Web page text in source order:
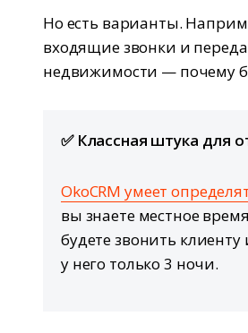
Но есть варианты.
входящие звонки и
недвижимости — почему
✅ Классная штука для
OkoCRM умеет
вы знаете местное
будете звонить
у него только 3 ночи.